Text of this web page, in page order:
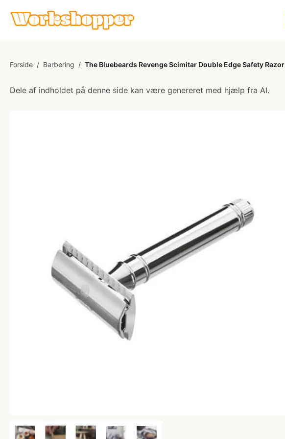
Forside / Barbering / The Bluebeards Revenge Scimitar Double Edge Safety Razor
Dele af indholdet på denne side kan være genereret med hjælp fra AI.